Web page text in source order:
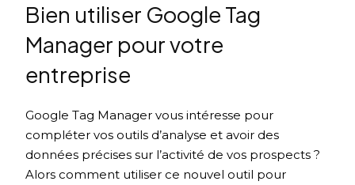
Bien utiliser Google Tag
Manager pour votre
entreprise
Google Tag Manager vous intéresse pour
compléter vos outils d’analyse et avoir des
données précises sur l’activité de vos prospects ?
Alors comment utiliser ce nouvel outil pour